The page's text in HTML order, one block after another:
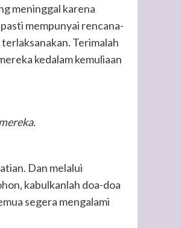
meninggal karena
mempunyai rencana-
Terimalah
kedalam kemuliaan
Dan melalui
kabulkanlah doa-doa
segera mengalami